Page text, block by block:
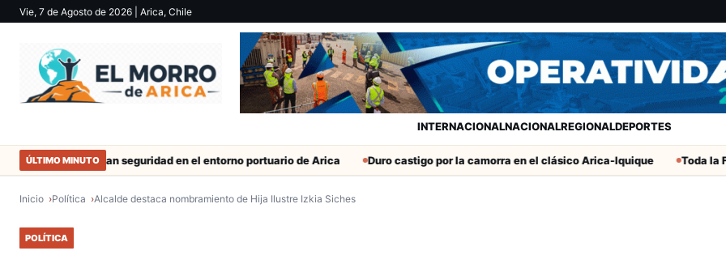
Vie, 7 de Agosto de 2026 | Arica, Chile
INTERNACIONALNACIONALREGIONALDEPORTES
ÚLTIMO MINUTO
Refuerzan seguridad en el entorno portuario de Arica Duro castigo por la camorra en el clásico Arica-Iquique Toda la Fecha
Inicio Política Alcalde destaca nombramiento de Hija Ilustre Izkia Siches
POLÍTICA